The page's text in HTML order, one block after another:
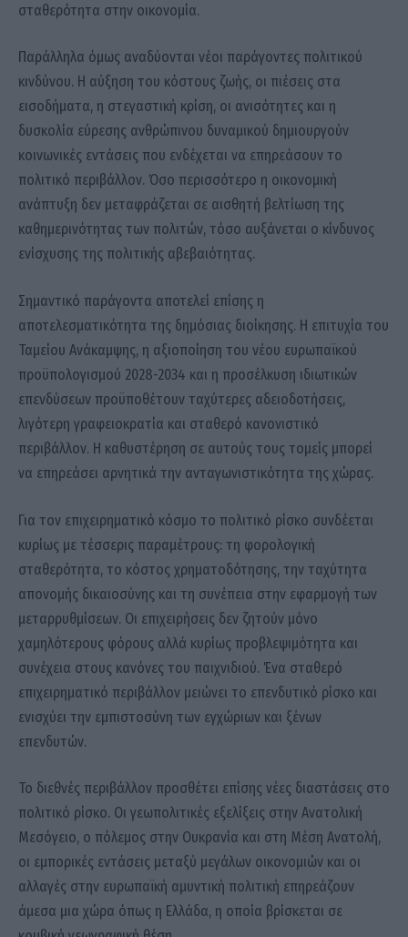
σταθερότητα στην οικονομία.
Παράλληλα όμως αναδύονται νέοι παράγοντες πολιτικού
κινδύνου. Η αύξηση του κόστους ζωής, οι πιέσεις στα
εισοδήματα, η στεγαστική κρίση, οι ανισότητες και η
δυσκολία εύρεσης ανθρώπινου δυναμικού δημιουργούν
κοινωνικές εντάσεις που ενδέχεται να επηρεάσουν το
πολιτικό περιβάλλον. Όσο περισσότερο η οικονομική
ανάπτυξη δεν μεταφράζεται σε αισθητή βελτίωση της
καθημερινότητας των πολιτών, τόσο αυξάνεται ο κίνδυνος
ενίσχυσης της πολιτικής αβεβαιότητας.
Σημαντικό παράγοντα αποτελεί επίσης η
αποτελεσματικότητα της δημόσιας διοίκησης. Η επιτυχία του
Ταμείου Ανάκαμψης, η αξιοποίηση του νέου ευρωπαϊκού
προϋπολογισμού 2028-2034 και η προσέλκυση ιδιωτικών
επενδύσεων προϋποθέτουν ταχύτερες αδειοδοτήσεις,
λιγότερη γραφειοκρατία και σταθερό κανονιστικό
περιβάλλον. Η καθυστέρηση σε αυτούς τους τομείς μπορεί
να επηρεάσει αρνητικά την ανταγωνιστικότητα της χώρας.
Για τον επιχειρηματικό κόσμο το πολιτικό ρίσκο συνδέεται
κυρίως με τέσσερις παραμέτρους: τη φορολογική
σταθερότητα, το κόστος χρηματοδότησης, την ταχύτητα
απονομής δικαιοσύνης και τη συνέπεια στην εφαρμογή των
μεταρρυθμίσεων. Οι επιχειρήσεις δεν ζητούν μόνο
χαμηλότερους φόρους αλλά κυρίως προβλεψιμότητα και
συνέχεια στους κανόνες του παιχνιδιού. Ένα σταθερό
επιχειρηματικό περιβάλλον μειώνει το επενδυτικό ρίσκο και
ενισχύει την εμπιστοσύνη των εγχώριων και ξένων
επενδυτών.
Το διεθνές περιβάλλον προσθέτει επίσης νέες διαστάσεις στο
πολιτικό ρίσκο. Οι γεωπολιτικές εξελίξεις στην Ανατολική
Μεσόγειο, ο πόλεμος στην Ουκρανία και στη Μέση Ανατολή,
οι εμπορικές εντάσεις μεταξύ μεγάλων οικονομιών και οι
αλλαγές στην ευρωπαϊκή αμυντική πολιτική επηρεάζουν
άμεσα μια χώρα όπως η Ελλάδα, η οποία βρίσκεται σε